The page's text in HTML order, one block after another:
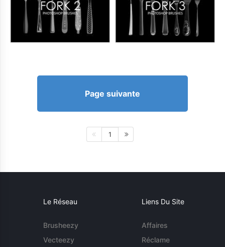
Page suivante
1
Le Réseau
Brusheezy
Vecteezy
Liens Du Site
Affaires
Réclame